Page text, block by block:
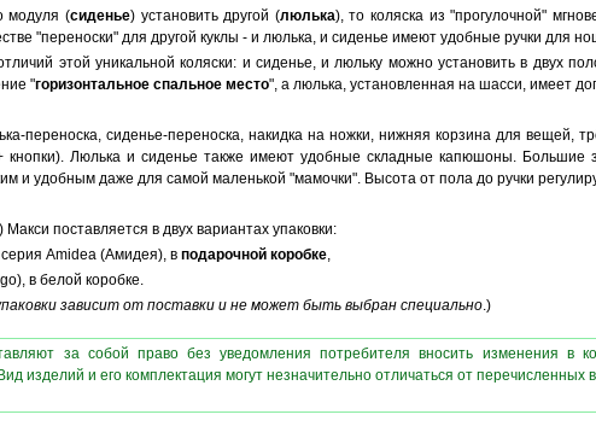
модуля (сиденье) установить другой (люлька), то коляска из "прогулочной"
"переноски" для другой куклы - и люлька, и сиденье имеют удобные ручки для
этой уникальной коляски: и сиденье, и люльку можно установить в двух
"горизонтальное спальное место", а люлька, установленная на шасси, имеет
переноска, сиденье-переноска, накидка на ножки, нижняя корзина для вещей,
кнопки). Люлька и сиденье также имеют удобные складные капюшоны.
и удобным даже для самой маленькой "мамочки". Высота от пола до ручки
поставляется в двух вариантах упаковки:
Amidea (Амидея), в подарочной коробке,
в белой коробке.
зависит от поставки и не может быть выбран специально.)
за собой право без уведомления потребителя вносить изменения в
изделий и его комплектация могут незначительно отличаться от